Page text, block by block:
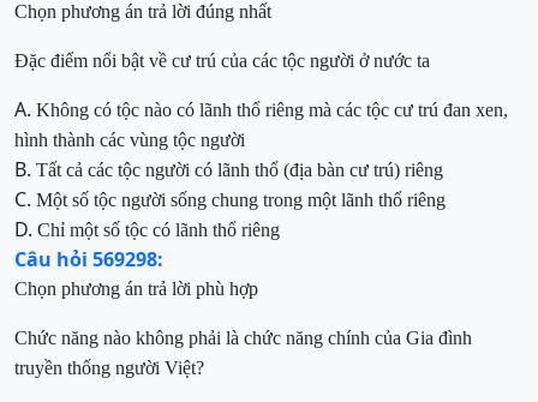
Chọn phương án trả lời đúng nhất
Đặc điểm nổi bật về cư trú của các tộc người ở nước ta
A. Không có tộc nào có lãnh thổ riêng mà các tộc cư trú đan xen,
hình thành các vùng tộc người
B. Tất cả các tộc người có lãnh thổ (địa bàn cư trú) riêng
C. Một số tộc người sống chung trong một lãnh thổ riêng
D. Chỉ một số tộc có lãnh thổ riêng
Câu hỏi 569298:
Chọn phương án trả lời phù hợp
Chức năng nào không phải là chức năng chính của Gia đình
truyền thống người Việt?